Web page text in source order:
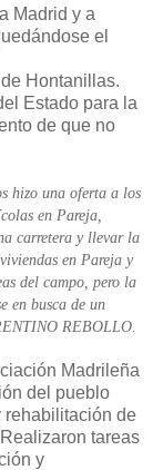
Madrid y a
el
Hontanillas.
Estado para la
de que no
hizo una oferta a los
en Pareja,
carretera y llevar la
en Pareja y
del campo, pero la
en busca de un
REBOLLO.
Madrileña
del pueblo
rehabilitación de
tareas
y